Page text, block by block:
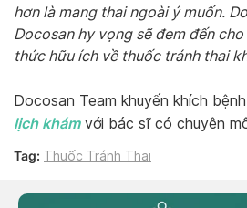
hơn là mang thai ngoài ý muốn.
Docosan hy vọng sẽ đem đến
thức hữu ích về thuốc tránh thai
Docosan Team khuyến khích
lịch khámvới bác sĩ có chuyên
Tag: Thuốc Tránh Thai